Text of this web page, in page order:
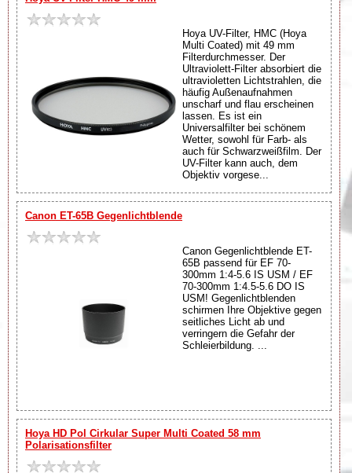
Hoya UV-Filter, HMC (Hoya
Multi Coated) mit 49 mm
Filterdurchmesser. Der
Ultraviolett-Filter absorbiert die
ultravioletten Lichtstrahlen, die
häufig Außenaufnahmen
unscharf und flau erscheinen
lassen. Es ist ein
Universalfilter bei schönem
Wetter, sowohl für Farb- als
auch für Schwarzweißfilm. Der
UV-Filter kann auch, dem
Objektiv vorgese...
Canon ET-65B Gegenlichtblende
Canon Gegenlichtblende ET-
65B passend für EF 70-
300mm 1:4-5.6 IS USM / EF
70-300mm 1:4.5-5.6 DO IS
USM! Gegenlichtblenden
schirmen Ihre Objektive gegen
seitliches Licht ab und
verringern die Gefahr der
Schleierbildung. ...
Hoya HD Pol Cirkular Super Multi Coated 58 mm
Polarisationsfilter